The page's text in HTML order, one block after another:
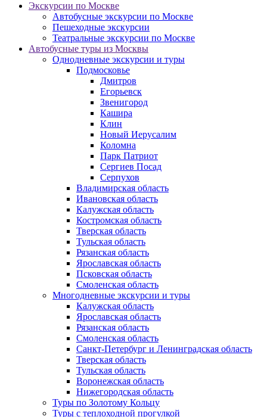
Экскурсии по Москве
Автобусные экскурсии по Москве
Пешеходные экскурсии
Театральные экскурсии по Москве
Автобусные туры из Москвы
Однодневные экскурсии и туры
Подмосковье
Дмитров
Егорьевск
Звенигород
Кашира
Клин
Новый Иерусалим
Коломна
Парк Патриот
Сергиев Посад
Серпухов
Владимирская область
Ивановская область
Калужская область
Костромская область
Тверская область
Тульская область
Рязанская область
Ярославская область
Псковская область
Смоленская область
Многодневные экскурсии и туры
Калужская область
Ярославская область
Рязанская область
Смоленская область
Санкт-Петербург и Ленинградская область
Тверская область
Тульская область
Воронежская область
Нижегородская область
Туры по Золотому Кольцу
Туры с теплоходной прогулкой